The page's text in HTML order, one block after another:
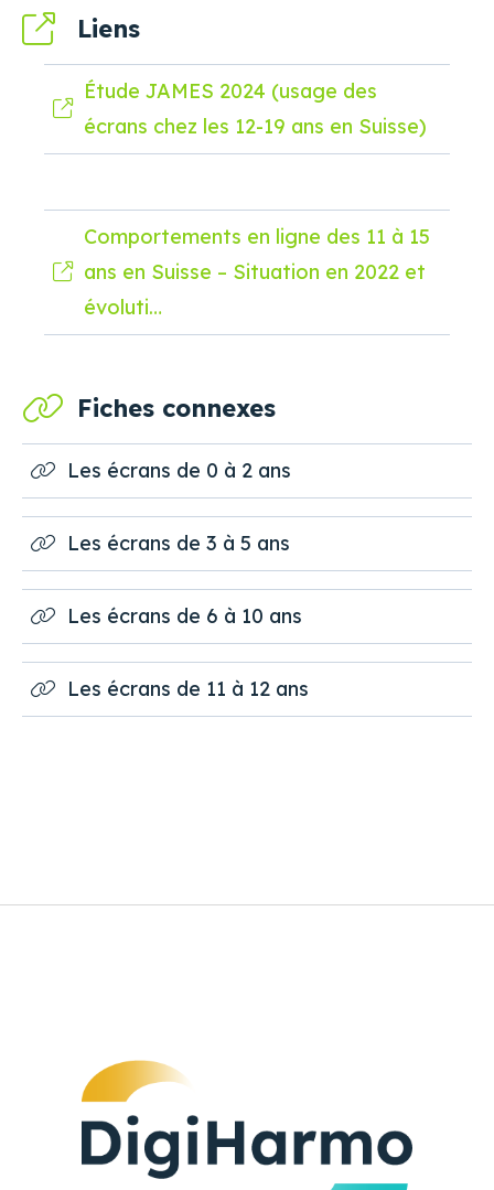
Liens
Étude JAMES 2024 (usage des
écrans chez les 12-19 ans en Suisse)
Comportements en ligne des 11 à 15
ans en Suisse – Situation en 2022 et
évoluti…
Fiches connexes
Les écrans de 0 à 2 ans
Les écrans de 3 à 5 ans
Les écrans de 6 à 10 ans
Les écrans de 11 à 12 ans